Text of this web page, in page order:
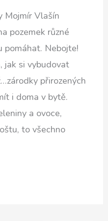
Mojmír Vlašín
pozemek různé
pomáhat. Nebojte!
jak si vybudovat
přirozených
i doma v bytě.
a ovoce,
to všechno